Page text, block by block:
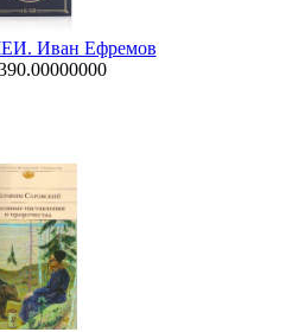
Иван Ефремов